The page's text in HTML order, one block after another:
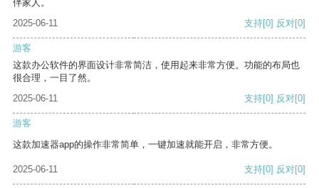
伴家人。
2025-06-11
支持[0] 反对[0]
游客
这款办公软件的界面设计非常简洁，使用起来非常方便。功能的布局也
很合理，一目了然。
2025-06-11
支持[0] 反对[0]
游客
这款加速器app的操作非常简单，一键加速就能开启，非常方便。
2025-06-11 支持[0] 反对[0]